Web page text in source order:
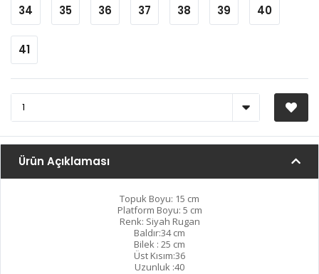
34 35 36 37 38 39 40
41
Ürün Açıklaması
Topuk Boyu: 15 cm
Platform Boyu: 5 cm
Renk: Siyah Rugan
Baldır:34 cm
Bilek : 25 cm
Üst Kısım:36
Uzunluk :40